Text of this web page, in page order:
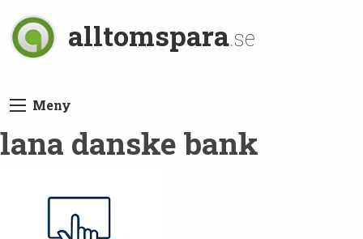
alltomspara.se
Meny
lana danske bank